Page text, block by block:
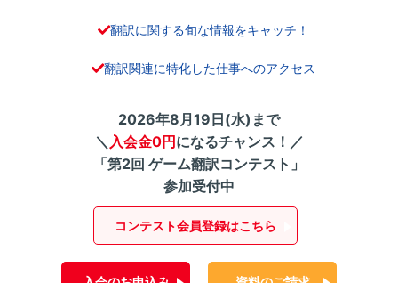
翻訳に関する旬な情報をキャッチ！
翻訳関連に特化した仕事へのアクセス
2026年8月19日(水)まで
＼ 入会金0円になるチャンス！／
「第2回 ゲーム翻訳コンテスト」
参加受付中
コンテスト会員登録はこちら